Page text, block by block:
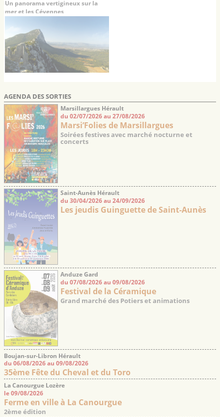
Un panorama vertigineux sur la
mer et les Cévennes
AGENDA DES SORTIES
Marsillargues Hérault
du 02/07/2026 au 27/08/2026
Marsi’Folies de Marsillargues
Soirées festives avec marché nocturne et
concerts
Saint-Aunès Hérault
du 30/04/2026 au 24/09/2026
Les jeudis Guinguette de Saint-Aunès
Anduze Gard
du 07/08/2026 au 09/08/2026
Festival de la Céramique
Grand marché des Potiers et animations
Boujan-sur-Libron Hérault
du 06/08/2026 au 09/08/2026
35ème Fête du Cheval et du Toro
La Canourgue Lozère
le 09/08/2026
Ferme en ville à La Canourgue
2ème édition